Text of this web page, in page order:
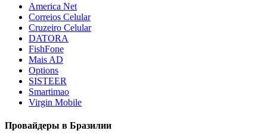
America Net
Correios Celular
Cruzeiro Celular
DATORA
FishFone
Mais AD
Options
SISTEER
Smartimao
Virgin Mobile
Провайдеры в Бразилии